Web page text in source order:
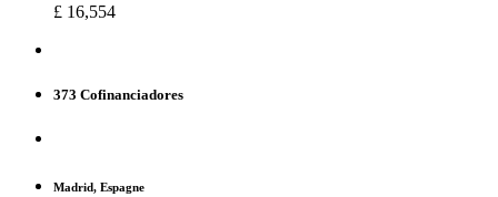
£ 16,554
373 Cofinanciadores
Madrid, Espagne